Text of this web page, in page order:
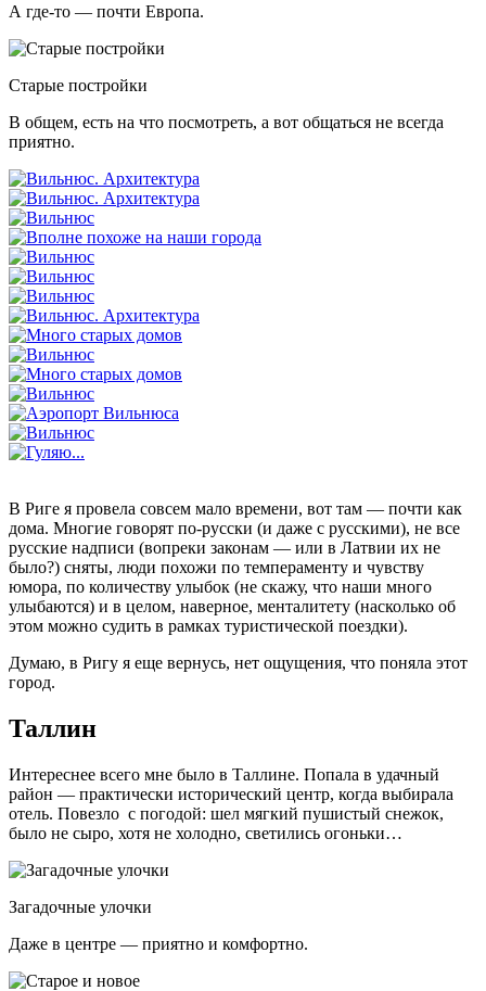
А где-то — почти Европа.
Старые постройки
В общем, есть на что посмотреть, а вот общаться не всегда
приятно.
В Риге я провела совсем мало времени, вот там — почти как
дома. Многие говорят по-русски (и даже с русскими), не все
русские надписи (вопреки законам — или в Латвии их не
было?) сняты, люди похожи по темпераменту и чувству
юмора, по количеству улыбок (не скажу, что наши много
улыбаются) и в целом, наверное, менталитету (насколько об
этом можно судить в рамках туристической поездки).
Думаю, в Ригу я еще вернусь, нет ощущения, что поняла этот
город.
Таллин
Интереснее всего мне было в Таллине. Попала в удачный
район — практически исторический центр, когда выбирала
отель. Повезло с погодой: шел мягкий пушистый снежок,
было не сыро, хотя не холодно, светились огоньки…
Загадочные улочки
Даже в центре — приятно и комфортно.